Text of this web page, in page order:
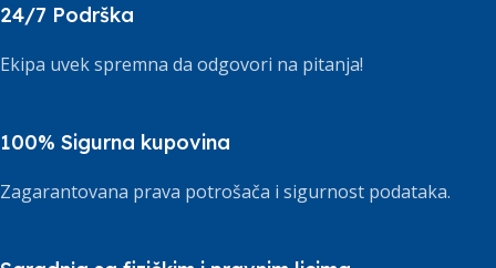
24/7 Podrška
Ekipa uvek spremna da odgovori na pitanja!
100% Sigurna kupovina
Zagarantovana prava potrošača i sigurnost podataka.